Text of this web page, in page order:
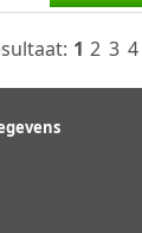
1 2 3 4